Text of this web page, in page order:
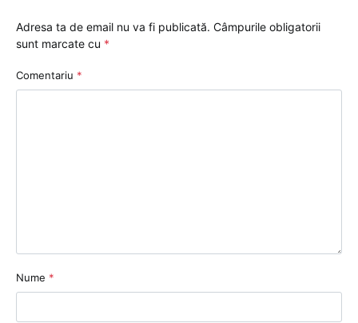
Adresa ta de email nu va fi publicată. Câmpurile obligatorii
sunt marcate cu *
Comentariu *
Nume *